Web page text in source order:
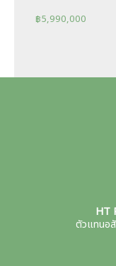
฿5,990,000
HT
ตัวแทนอ